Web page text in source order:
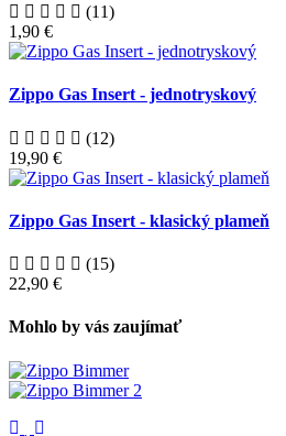
(11)
1,90 €
Zippo Gas Insert - jednotryskový
(12)
19,90 €
Zippo Gas Insert - klasický plameň
(15)
22,90 €
Mohlo by vás zaujímať